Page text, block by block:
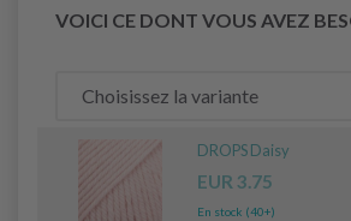
VOICI CE DONT VOUS AVEZ
DROPS Daisy
EUR 3.75
En stock (40+)